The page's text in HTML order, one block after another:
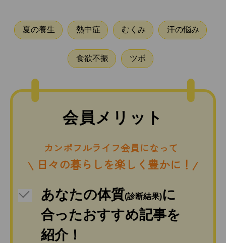
夏の養生 熱中症 むくみ 汗の悩み
食欲不振 ツボ
会員メリット
カンポフルライフ会員になって
日々の暮らしを楽しく豊かに！
あなたの体質(診断結果)に
合ったおすすめ記事を
紹介！